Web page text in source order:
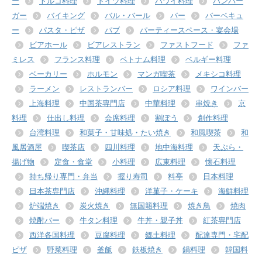
ガー
バイキング バル・バール バー
バーベキュ
ー
パスタ・ピザ パブ
パーティースペース・宴会場
ビアホール
ビアレストラン ファストフード
ファ
ミレス
フランス料理 ベトナム料理
ベルギー料理
ベーカリー
ホルモン マンガ喫茶
メキシコ料理
ラーメン
レストランバー ロシア料理
ワインバー
上海料理
中国茶専門店 中華料理 串焼き
京
料理
仕出し料理 会席料理 割ぽう
創作料理
台湾料理
和菓子・甘味処・たい焼き 和風喫茶
和
風居酒屋
喫茶店 四川料理 地中海料理
天ぷら・
揚げ物
定食・食堂 小料理 広東料理
懐石料理
持ち帰り専門・弁当
握り寿司 料亭
日本料理
日本茶専門店
沖縄料理 洋菓子・ケーキ
海鮮料理
炉端焼き
炭火焼き 無国籍料理 焼き鳥
焼肉
焼酎バー
牛タン料理 牛丼・親子丼
紅茶専門店
西洋各国料理
豆腐料理 郷土料理
配達専門・宅配
ピザ
野菜料理 釜飯 鉄板焼き 鍋料理
韓国料